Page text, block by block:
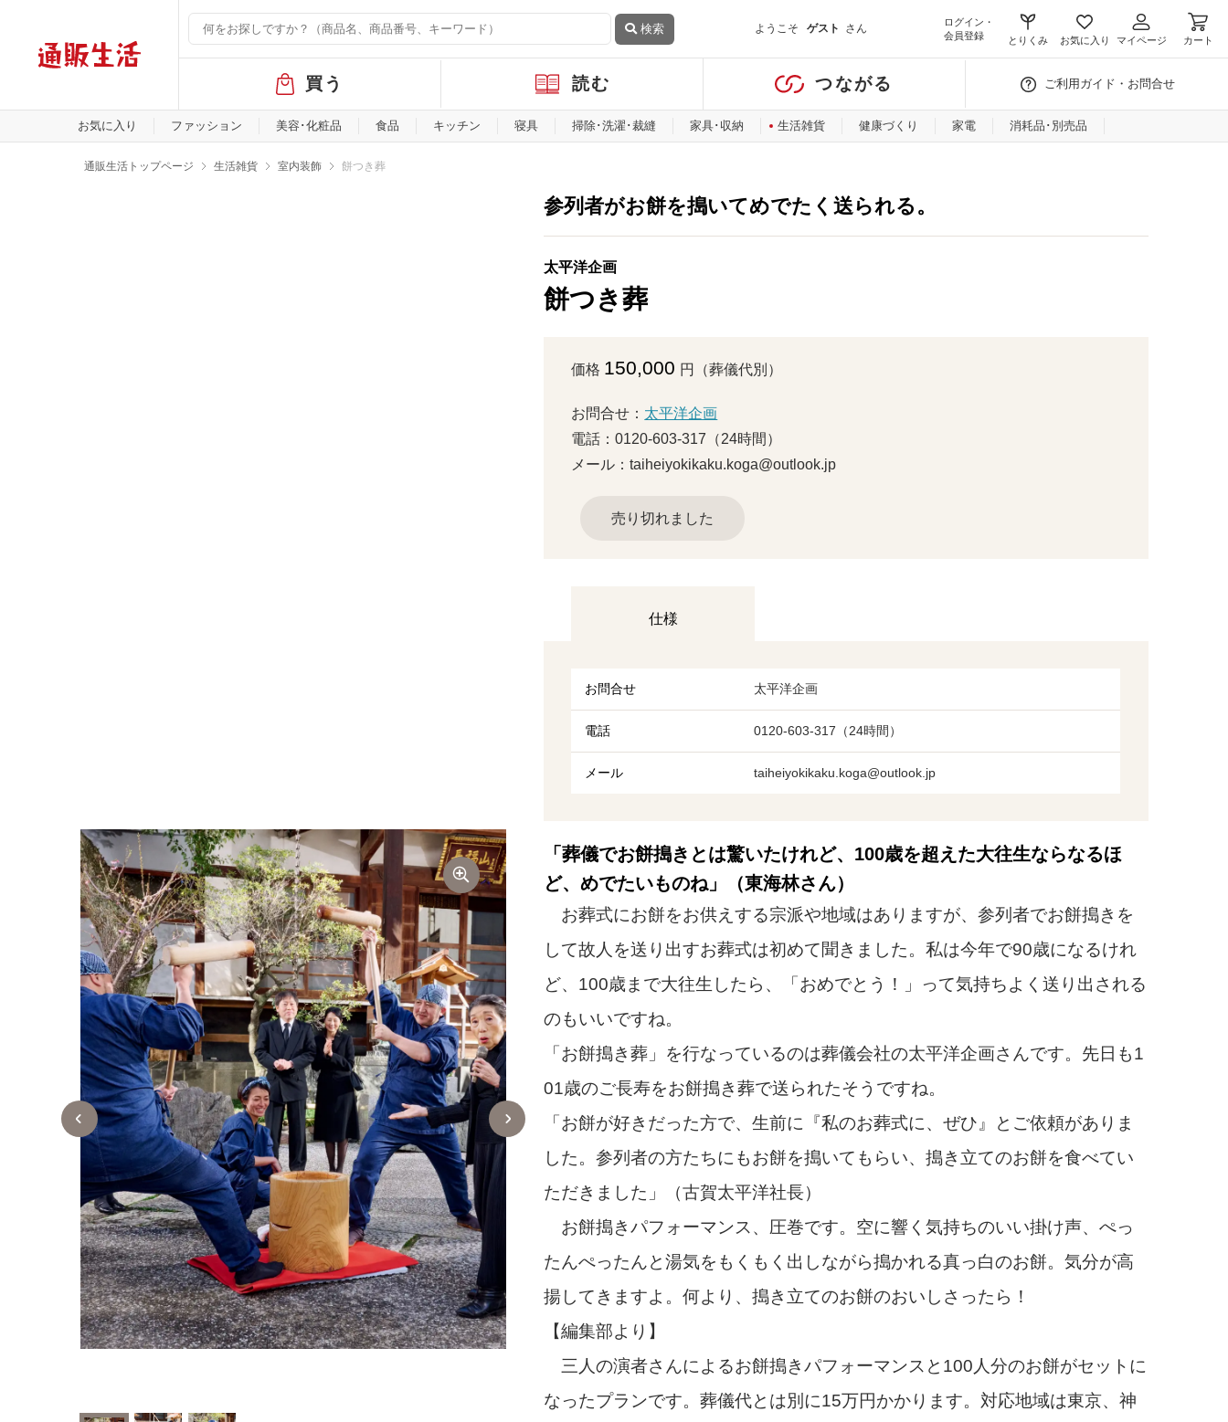
検索 ようこそ ゲスト さん
ログイン・
会員登録
とりくみ お気に入り マイページ カート
バ
ル
メ
買う 読む つながる ご利用ガイド・お問合せ
お気に入り ファッション 美容･化粧品 食品 キッチン 寝具 掃除･洗濯･裁縫 家具･収納 生活雑貨 健康づくり 家電 消耗品･別売品
通販生活トップページ 生活雑貨 室内装飾 餅つき葬
参列者がお餅を搗いてめでたく送られる。
「搗き立てのお餅のおいしさったら！つるりとのどに落ちてくる
から、くれぐれも高齢者は気を付けてね」（東海林さん）
「お餅好きが高じて、鎌倉で『湘南しり餅
始めました」（古賀社長）
太平洋企画
餅つき葬
価格 150,000 円（葬儀代別）
お問合せ： 太平洋企画
電話：0120-603-317（24時間）
メール：taiheiyokikaku.koga@outlook.jp
売り切れました
仕様
お問合せ 太平洋企画
電話 0120-603-317（24時間）
メール taiheiyokikaku.koga@outlook.jp
「葬儀でお餅搗きとは驚いたけれど、100歳を超えた大往生ならなるほ
ど、めでたいものね」（東海林さん）
お葬式にお餅をお供えする宗派や地域はありますが、参列者でお餅搗きを
して故人を送り出すお葬式は初めて聞きました。私は今年で90歳になるけれ
ど、100歳まで大往生したら、「おめでとう！」って気持ちよく送り出される
のもいいですね。
「お餅搗き葬」を行なっているのは葬儀会社の太平洋企画さんです。先日も1
01歳のご長寿をお餅搗き葬で送られたそうですね。
「お餅が好きだった方で、生前に『私のお葬式に、ぜひ』とご依頼がありま
した。参列者の方たちにもお餅を搗いてもらい、搗き立てのお餅を食べてい
ただきました」（古賀太平洋社長）
お餅搗きパフォーマンス、圧巻です。空に響く気持ちのいい掛け声、ぺっ
たんぺったんと湯気をもくもく出しながら搗かれる真っ白のお餅。気分が高
揚してきますよ。何より、搗き立てのお餅のおいしさったら！
【編集部より】
三人の演者さんによるお餅搗きパフォーマンスと100人分のお餅がセットに
なったプランです。葬儀代とは別に15万円かかります。対応地域は東京、神